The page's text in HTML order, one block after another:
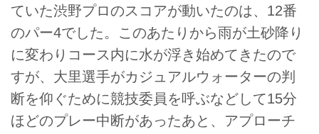
ていた渋野プロのスコアが動いたのは、12番
のパー4でした。このあたりから雨が土砂降り
に変わりコース内に水が浮き始めてきたので
すが、大里選手がカジュアルウォーターの判
断を仰ぐために競技委員を呼ぶなどして15分
ほどのプレー中断があったあと、アプローチ